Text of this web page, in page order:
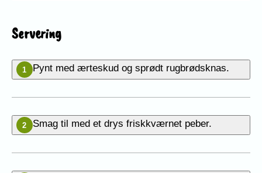
Servering
1 Pynt med ærteskud og sprødt rugbrødsknas.
2 Smag til med et drys friskkværnet peber.